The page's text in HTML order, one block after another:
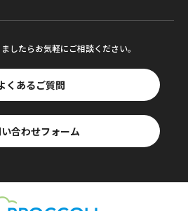
したらお気軽にご相談ください。
くあるご質問
合わせフォーム